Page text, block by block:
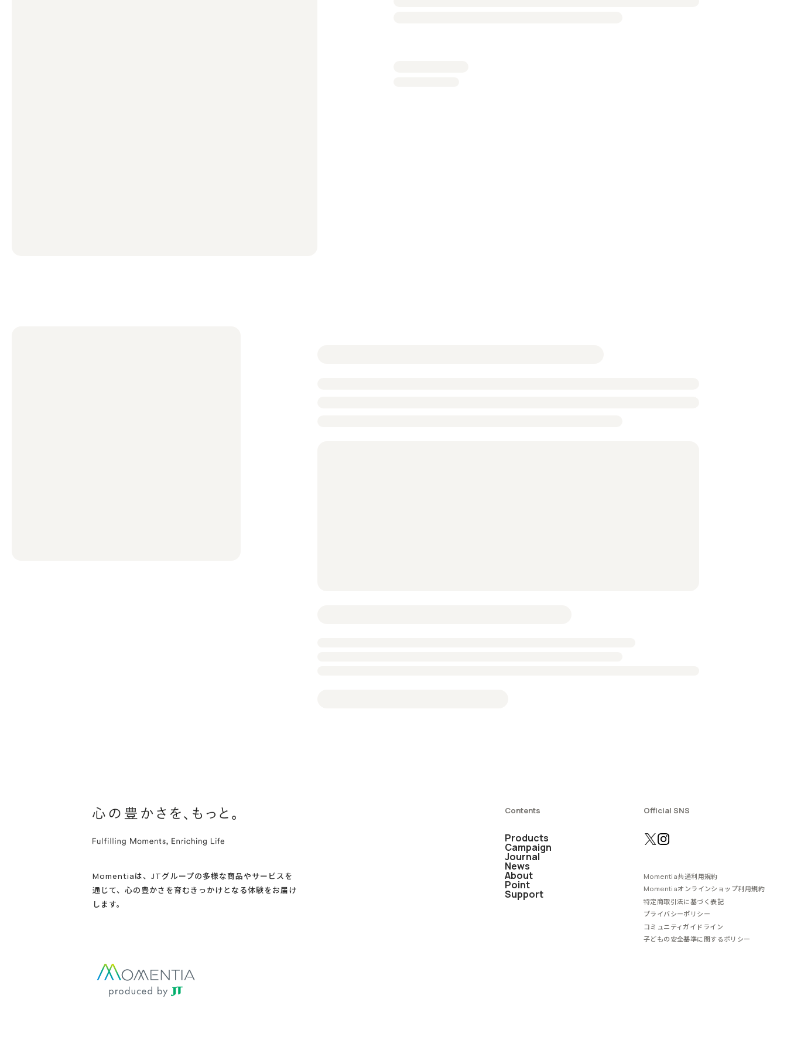
Momentiaは、JTグループの多様な商品やサービスを
通じて、心の豊かさを育むきっかけとなる体験をお届け
します。
Contents
Products
Campaign
Journal
News
About
Point
Support
Official SNS
Momentia共通利用規約
Momentiaオンラインショップ利用規約
特定商取引法に基づく表記
プライバシーポリシー
コミュニティガイドライン
子どもの安全基準に関するポリシー